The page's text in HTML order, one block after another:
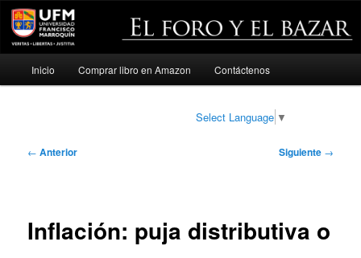
Ir
Inicio Comprar libro en Amazon Contáctenos
Select Language ▼
Navegación
← Anterior Siguiente →
Inflación: puja distributiva o